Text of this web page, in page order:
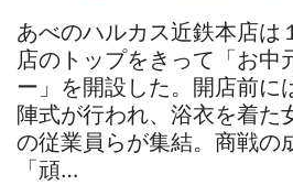
あべのハルカス近鉄本店は
店のトップをきって「お中
ー」を開設した。開店前に
陣式が行われ、浴衣を着た
の従業員らが集結。商戦の
「頑…